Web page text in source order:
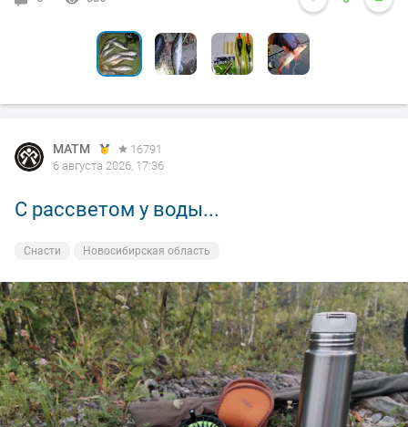
MATM
16791
6 августа 2026, 17:36
С рассветом у воды...
Снасти Новосибирская область